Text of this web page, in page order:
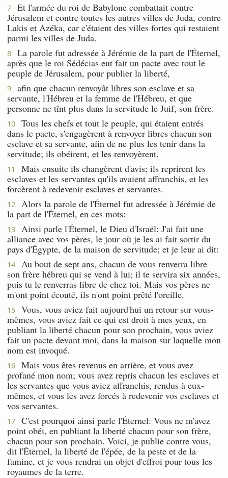
7
Et l'armée du roi de Babylone combattait contre
Jérusalem et contre toutes les autres villes de Juda, contre
Lakis et Azéka, car c'étaient des villes fortes qui restaient
parmi les villes de Juda.
8
La parole fut adressée à Jérémie de la part de l'Éternel,
après que le roi Sédécias eut fait un pacte avec tout le
peuple de Jérusalem, pour publier la liberté,
9
afin que chacun renvoyât libres son esclave et sa
servante, l'Hébreu et la femme de l'Hébreu, et que
personne ne tînt plus dans la servitude le Juif, son frère.
10
Tous les chefs et tout le peuple, qui étaient entrés
dans le pacte, s'engagèrent à renvoyer libres chacun son
esclave et sa servante, afin de ne plus les tenir dans la
servitude; ils obéirent, et les renvoyèrent.
11
Mais ensuite ils changèrent d'avis; ils reprirent les
esclaves et les servantes qu'ils avaient affranchis, et les
forcèrent à redevenir esclaves et servantes.
12
Alors la parole de l'Éternel fut adressée à Jérémie de
la part de l'Éternel, en ces mots:
13
Ainsi parle l'Éternel, le Dieu d'Israël: J'ai fait une
alliance avec vos pères, le jour où je les ai fait sortir du
pays d'Égypte, de la maison de servitude; et je leur ai dit:
14
Au bout de sept ans, chacun de vous renverra libre
son frère hébreu qui se vend à lui; il te servira six années,
puis tu le renverras libre de chez toi. Mais vos pères ne
m'ont point écouté, ils n'ont point prêté l'oreille.
15
Vous, vous aviez fait aujourd'hui un retour sur vous-
mêmes, vous aviez fait ce qui est droit à mes yeux, en
publiant la liberté chacun pour son prochain, vous aviez
fait un pacte devant moi, dans la maison sur laquelle mon
nom est invoqué.
16
Mais vous êtes revenus en arrière, et vous avez
profané mon nom; vous avez repris chacun les esclaves et
les servantes que vous aviez affranchis, rendus à eux-
mêmes, et vous les avez forcés à redevenir vos esclaves et
vos servantes.
17
C'est pourquoi ainsi parle l'Éternel: Vous ne m'avez
point obéi, en publiant la liberté chacun pour son frère,
chacun pour son prochain. Voici, je publie contre vous,
dit l'Éternel, la liberté de l'épée, de la peste et de la
famine, et je vous rendrai un objet d'effroi pour tous les
royaumes de la terre.